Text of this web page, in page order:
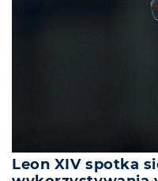
Leon XIV spotka